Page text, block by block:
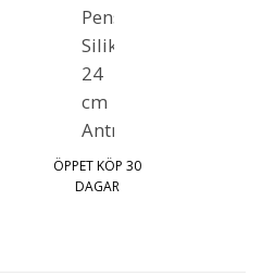
ÖPPET KÖP 30
DAGAR